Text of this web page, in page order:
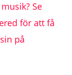
Se
för att få
på